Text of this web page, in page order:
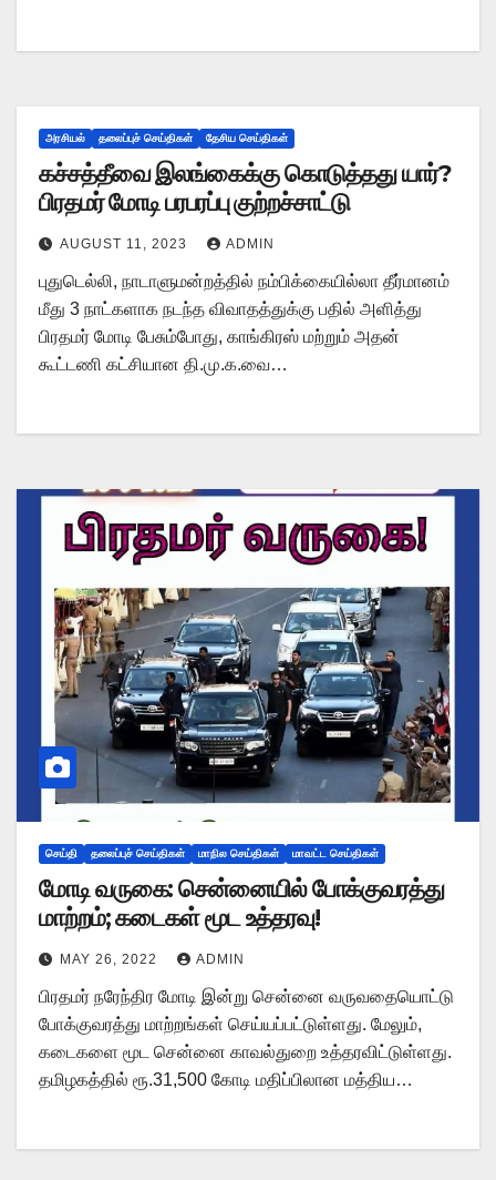
அரசியல் தலைப்புச் செய்திகள் தேசிய செய்திகள்
கச்சத்தீவை இலங்கைக்கு கொடுத்தது யார்?
பிரதமர் மோடி பரபரப்பு குற்றச்சாட்டு
AUGUST 11, 2023 ADMIN
புதுடெல்லி, நாடாளுமன்றத்தில் நம்பிக்கையில்லா தீர்மானம்
மீது 3 நாட்களாக நடந்த விவாதத்துக்கு பதில் அளித்து
பிரதமர் மோடி பேசும்போது, காங்கிரஸ் மற்றும் அதன்
கூட்டணி கட்சியான தி.மு.க.வை…
செய்தி தலைப்புச் செய்திகள் மாநில செய்திகள் மாவட்ட செய்திகள்
மோடி வருகை: சென்னையில் போக்குவரத்து
மாற்றம்; கடைகள் மூட உத்தரவு!
MAY 26, 2022 ADMIN
பிரதமர் நரேந்திர மோடி இன்று சென்னை வருவதையொட்டு
போக்குவரத்து மாற்றங்கள் செய்யப்பட்டுள்ளது. மேலும்,
கடைகளை மூட சென்னை காவல்துறை உத்தரவிட்டுள்ளது.
தமிழகத்தில் ரூ.31,500 கோடி மதிப்பிலான மத்திய…